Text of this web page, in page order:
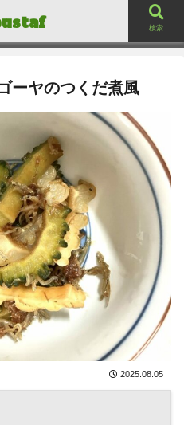
ーヤのつくだ煮風
2025.08.05
検索